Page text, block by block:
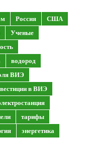
Россия
США
Ученые
водород
ВИЭ
в ВИЭ
тарифы
энергетика